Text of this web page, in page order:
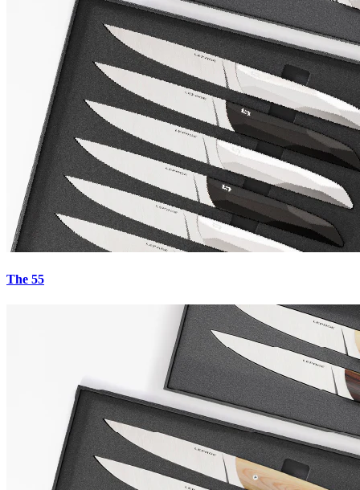
The 55
5.0 27avis
Payez en 4x sans frais avec Paypal
Serpentin-Copper